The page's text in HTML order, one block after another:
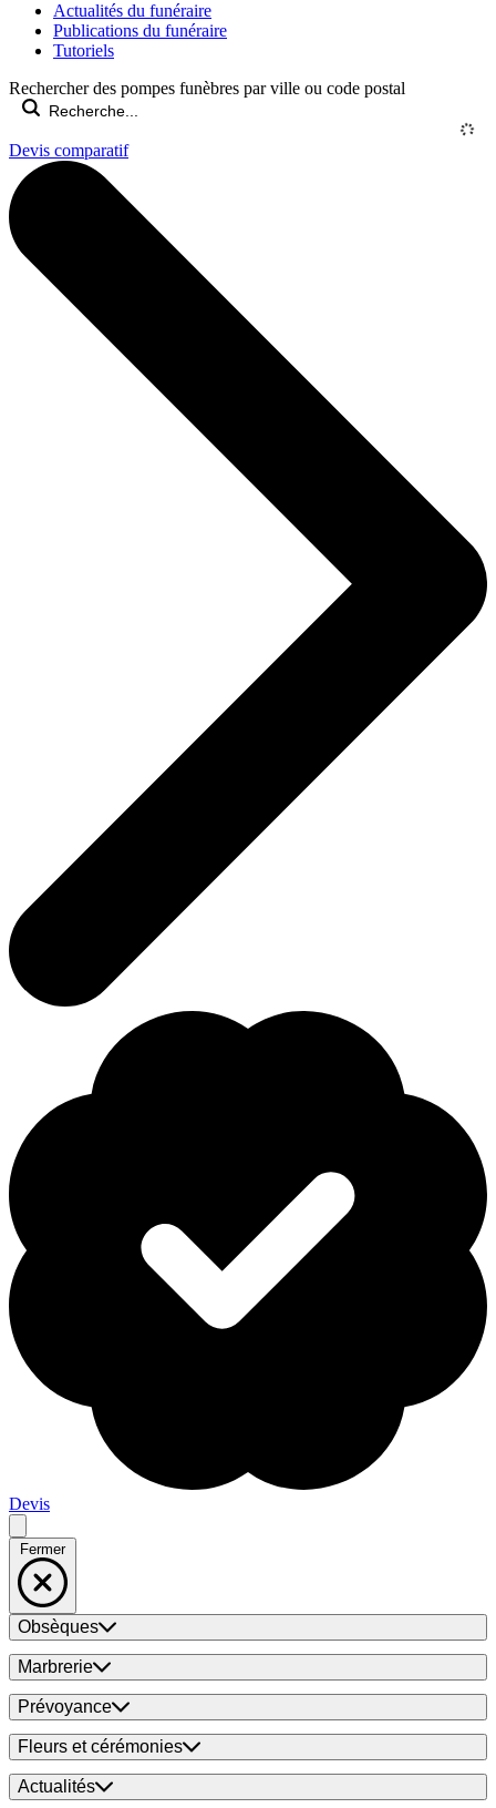
Actualités du funéraire
Publications du funéraire
Tutoriels
Rechercher des pompes funèbres par ville ou code postal
Devis comparatif
Devis
Fermer
Obsèques
Marbrerie
Prévoyance
Fleurs et cérémonies
Actualités